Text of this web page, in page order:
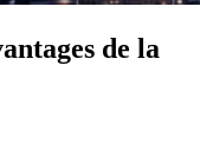
de la